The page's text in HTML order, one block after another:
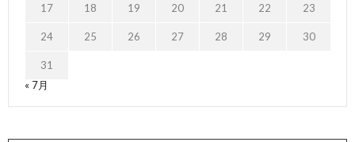
17 18 19 20 21 22 23
24 25 26 27 28 29 30
31
« 7月